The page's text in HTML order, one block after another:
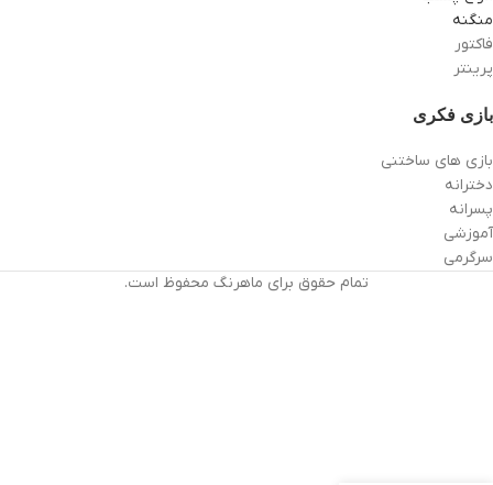
منگنه
فاکتور
پرینتر
بازی فکری
بازی های ساختنی
دخترانه
پسرانه
آموزشی
سرگرمی
تمام حقوق برای ماهرنگ محفوظ است.